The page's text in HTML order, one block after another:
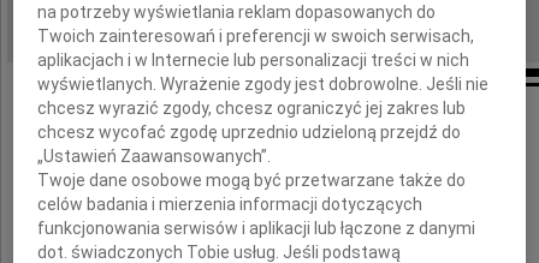
DATA EMISJI: 27.12.2018
Odszedł
na potrzeby wyświetlania reklam dopasowanych do
Twoich zainteresowań i preferencji w swoich serwisach,
aplikacjach i w Internecie lub personalizacji treści w nich
wyświetlanych. Wyrażenie zgody jest dobrowolne. Jeśli nie
chcesz wyrazić zgody, chcesz ograniczyć jej zakres lub
chcesz wycofać zgodę uprzednio udzieloną przejdź do
„Ustawień Zaawansowanych”.
Twoje dane osobowe mogą być przetwarzane także do
celów badania i mierzenia informacji dotyczących
funkcjonowania serwisów i aplikacji lub łączone z danymi
dot. świadczonych Tobie usług. Jeśli podstawą